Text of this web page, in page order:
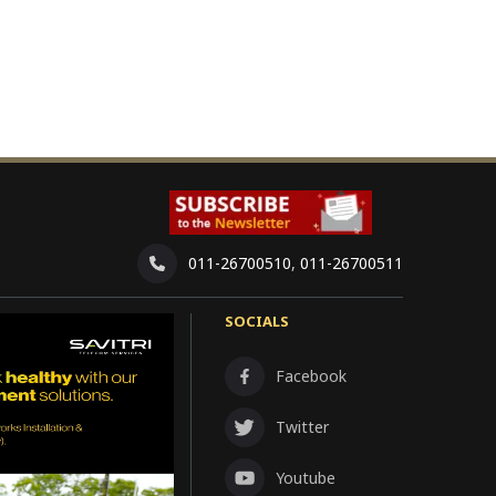
011-26700510, 011-26700511
SOCIALS
Facebook
Twitter
Youtube